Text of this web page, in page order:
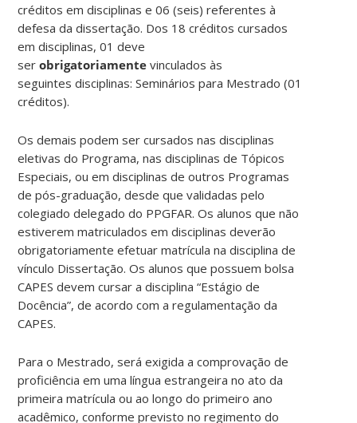
créditos em disciplinas e 06 (seis) referentes à
defesa da dissertação. Dos 18 créditos cursados
em disciplinas, 01 deve
serobrigatoriamente vinculados às
seguintes disciplinas: Seminários para Mestrado (01
créditos).
Os demais podem ser cursados nas disciplinas
eletivas do Programa, nas disciplinas de Tópicos
Especiais, ou em disciplinas de outros Programas
de pós-graduação, desde que validadas pelo
colegiado delegado do PPGFAR. Os alunos que não
estiverem matriculados em disciplinas deverão
obrigatoriamente efetuar matrícula na disciplina de
vínculo Dissertação. Os alunos que possuem bolsa
CAPES devem cursar a disciplina “Estágio de
Docência”, de acordo com a regulamentação da
CAPES.
Para o Mestrado, será exigida a comprovação de
proficiência em uma língua estrangeira no ato da
primeira matrícula ou ao longo do primeiro ano
acadêmico, conforme previsto no regimento do